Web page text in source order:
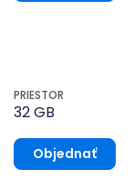
PRIESTOR
32 GB
Objednať